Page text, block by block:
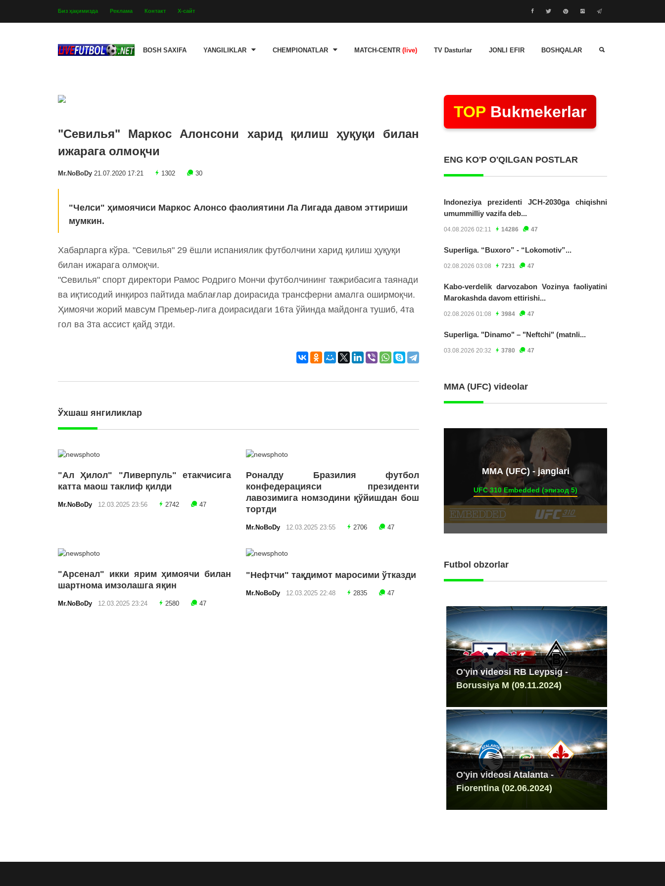
Биз ҳақимизда Реклама Контакт Х-сайт
BOSH SAXIFA YANGILIKLAR CHEMPIONATLAR MATCH-CENTR (live) TV Dasturlar JONLI EFIR BOSHQALAR
"Севилья" Маркос Алонсони харид қилиш ҳуқуқи билан
ижарага олмоқчи
Mr.NoBoDy 21.07.2020 17:21 1302 30
"Челси" ҳимоячиси Маркос Алонсо фаолиятини Ла Лигада давом эттириши
мумкин.
Хабарларга кўра. "Севилья" 29 ёшли испаниялик футболчини харид қилиш ҳуқуқи
билан ижарага олмоқчи.
"Севилья" спорт директори Рамос Родриго Мончи футболчининг тажрибасига таянади
ва иқтисодий инқироз пайтида маблағлар доирасида трансферни амалга оширмоқчи.
Ҳимоячи жорий мавсум Премьер-лига доирасидаги 16та ўйинда майдонга тушиб, 4та
гол ва 3та ассист қайд этди.
Ўхшаш янгиликлар
"Ал Ҳилол" "Ливерпуль" етакчисига
катта маош таклиф қилди
Mr.NoBoDy 12.03.2025 23:56 2742 47
Роналду Бразилия футбол
конфедерацияси президенти
лавозимига номзодини қўйишдан бош
тортди
Mr.NoBoDy 12.03.2025 23:55 2706 47
"Арсенал" икки ярим ҳимоячи билан
шартнома имзолашга яқин
Mr.NoBoDy 12.03.2025 23:24 2580 47
"Нефтчи" тақдимот маросими ўтказди
Mr.NoBoDy 12.03.2025 22:48 2835 47
TOP Bukmekerlar
ENG KO'P O'QILGAN POSTLAR
Indoneziya prezidenti JCH-2030ga chiqishni
umummilliy vazifa deb...
04.08.2026 02:11 14286 47
Superliga. “Buxoro” - “Lokomotiv”...
02.08.2026 03:08 7231 47
Kabo-verdelik darvozabon Vozinya faoliyatini
Marokashda davom ettirishi...
02.08.2026 01:08 3984 47
Superliga. "Dinamo" – "Neftchi" (matnli...
03.08.2026 20:32 3780 47
MMA (UFC) videolar
ММА (UFC) - janglari
UFC 310 Embedded (эпизод 5)
Futbol obzorlar
O'yin videosi RB Leypsig -
Borussiya M (09.11.2024)
O'yin videosi Atalanta -
Fiorentina (02.06.2024)